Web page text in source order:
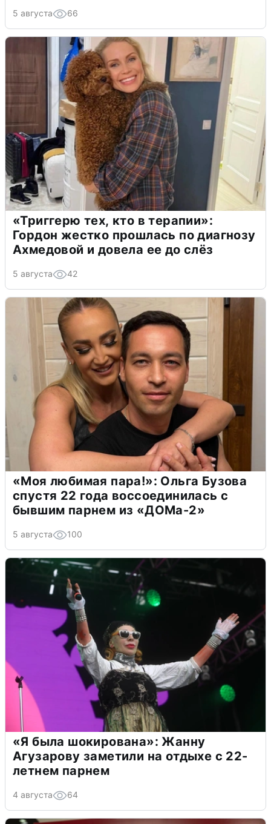
5 августа 66
«Триггерю тех, кто в терапии»:
Гордон жестко прошлась по диагнозу
Ахмедовой и довела ее до слёз
5 августа 42
«Моя любимая пара!»: Ольга Бузова
спустя 22 года воссоединилась с
бывшим парнем из «ДОМа-2»
5 августа 100
«Я была шокирована»: Жанну
Агузарову заметили на отдыхе с 22-
летнем парнем
4 августа 64